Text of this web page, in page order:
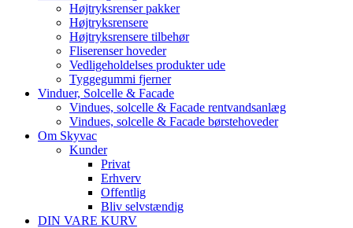
Højtryksrenser pakker
Højtryksrensere
Højtryksrensere tilbehør
Fliserenser hoveder
Vedligeholdelses produkter ude
Tyggegummi fjerner
Vinduer, Solcelle & Facade
Vindues, solcelle & Facade rentvandsanlæg
Vindues, solcelle & Facade børstehoveder
Om Skyvac
Kunder
Privat
Erhverv
Offentlig
Bliv selvstændig
DIN VARE KURV